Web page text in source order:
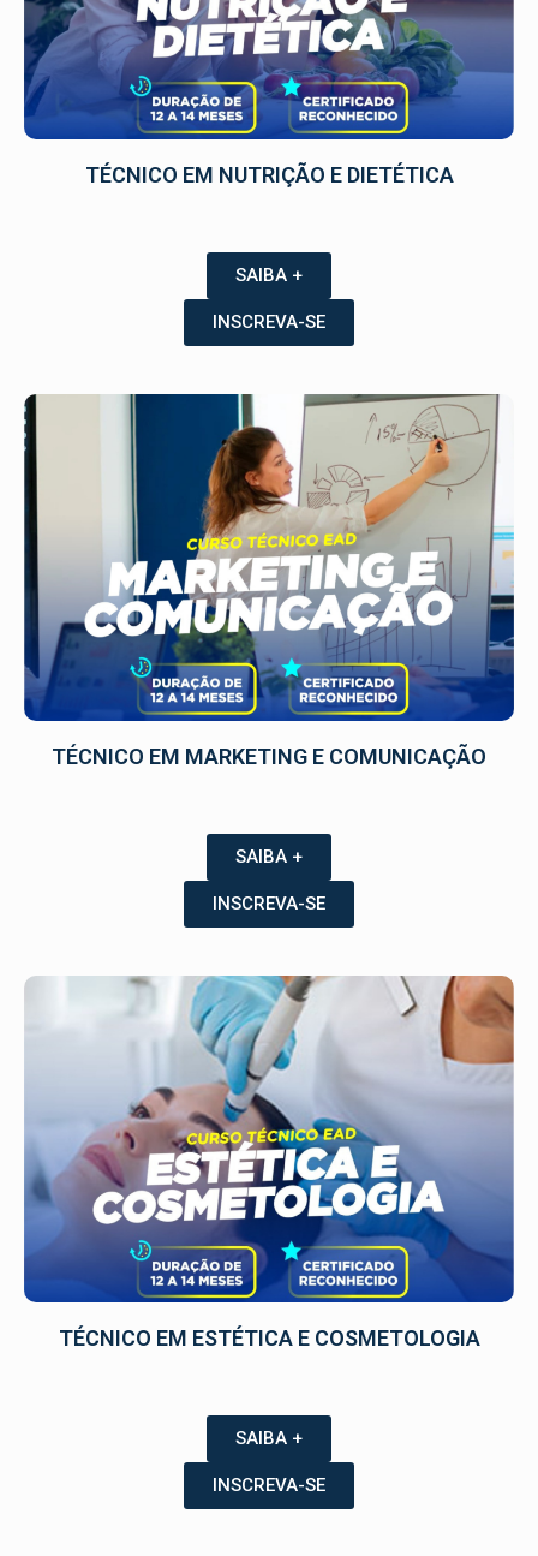
TÉCNICO EM NUTRIÇÃO E DIETÉTICA
SAIBA +
INSCREVA-SE
TÉCNICO EM MARKETING E COMUNICAÇÃO
SAIBA +
INSCREVA-SE
TÉCNICO EM ESTÉTICA E COSMETOLOGIA
SAIBA +
INSCREVA-SE